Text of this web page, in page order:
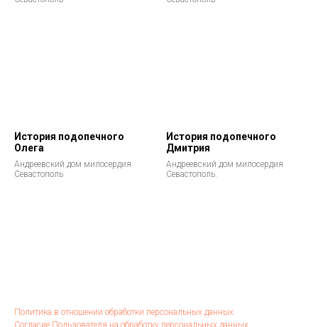
История подопечного
Олега
Андреевский дом милосердия
Севастополь
История подопечного
Дмитрия
Андреевский дом милосердия
Севастополь.
Политика в отношении обработки персональных данных
Согласие Пользователя на обработку персональных данных